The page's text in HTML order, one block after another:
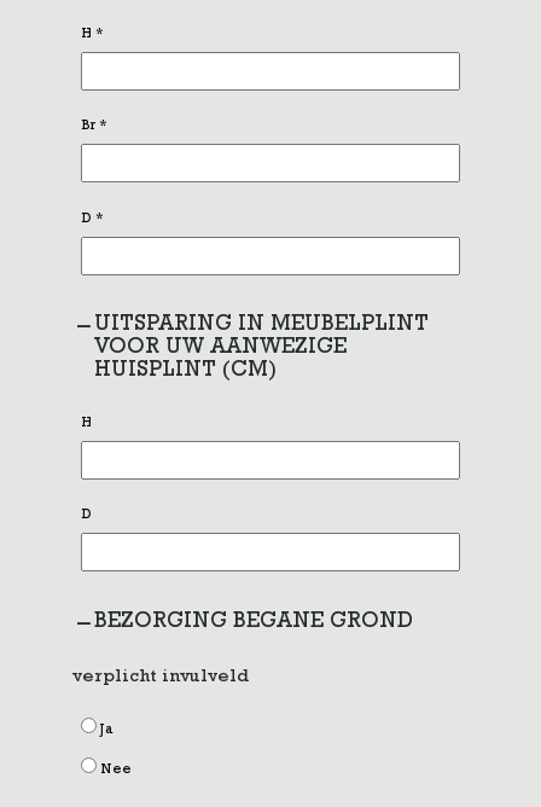
H *
Br *
D *
UITSPARING IN MEUBELPLINT
VOOR UW AANWEZIGE
HUISPLINT (CM)
H
D
BEZORGING BEGANE GROND
verplicht invulveld
Ja
Nee